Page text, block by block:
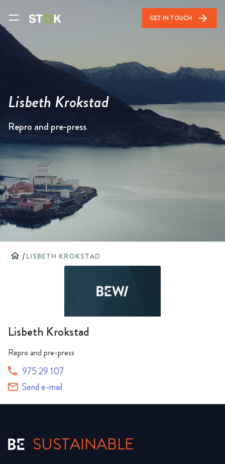
GET IN TOUCH arrow_forward
Lisbeth Krokstad
Repro and pre-press
home /LISBETH KROKSTAD
Lisbeth Krokstad
Repro and pre-press
975 29 107
Send e-mail
SUSTAINABLE